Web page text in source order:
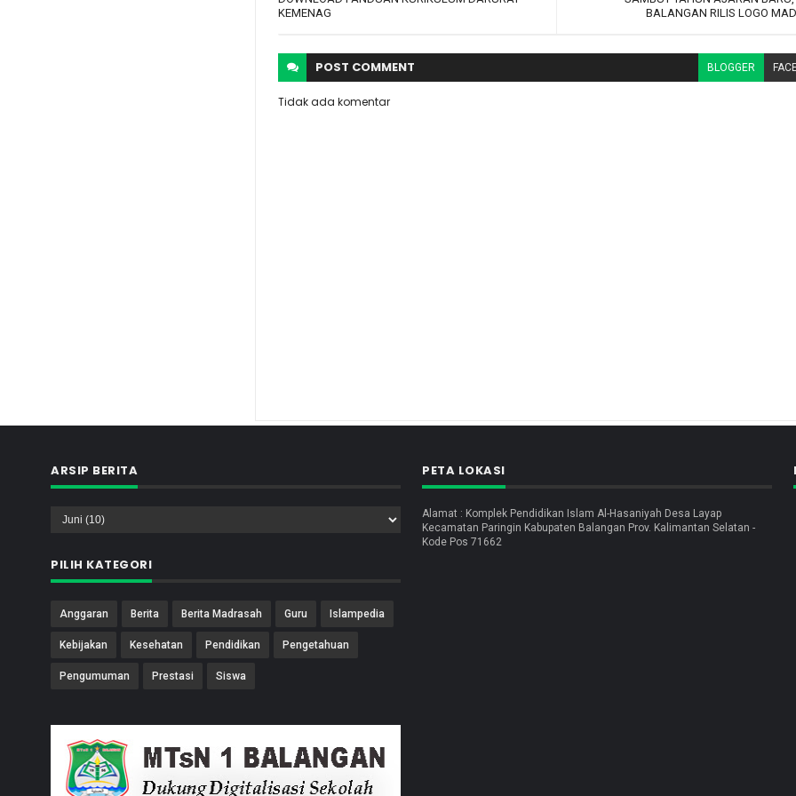
BALANGAN RILIS LOGO
KEMENAG
POST COMMENT BLOGGER
Tidak ada komentar
ARSIP BERITA
PILIH KATEGORI
Anggaran Berita Berita Madrasah Guru Islampedia
Kebijakan Kesehatan Pendidikan Pengetahuan
Pengumuman Prestasi Siswa
PETA LOKASI
Alamat : Komplek Pendidikan Islam Al-Hasaniyah Desa Layap
Kecamatan Paringin Kabupaten Balangan Prov. Kalimantan Selatan -
Kode Pos 71662